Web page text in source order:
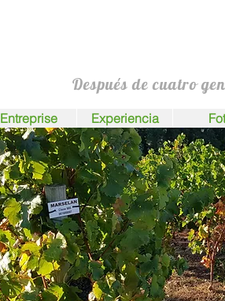
Después de cuatro
Entreprise Experiencia